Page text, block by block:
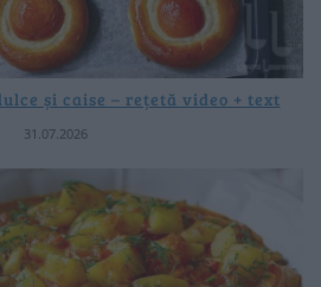
și caise – rețetă video + text
31.07.2026